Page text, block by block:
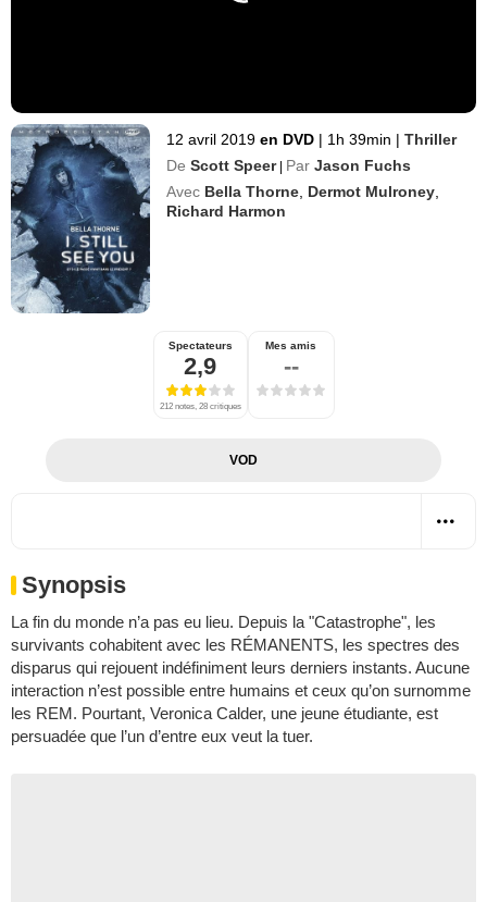
12 avril 2019 en DVD | 1h 39min | Thriller
De Scott Speer | Par Jason Fuchs
Avec Bella Thorne Dermot Mulroney
Richard Harmon
Spectateurs
2,9
212 notes, 28 critiques
Mes amis
--
VOD
Synopsis
La fin du monde n’a pas eu lieu. Depuis la "Catastrophe", les
survivants cohabitent avec les RÉMANENTS, les spectres des
disparus qui rejouent indéfiniment leurs derniers instants. Aucune
interaction n’est possible entre humains et ceux qu’on surnomme
les REM. Pourtant, Veronica Calder, une jeune étudiante, est
persuadée que l’un d’entre eux veut la tuer.